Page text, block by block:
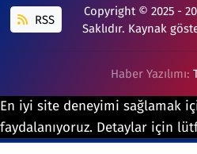
RSS
Copyright © 2025 -
Saklıdır. Kaynak
Haber Yazılımı:
En iyi site deneyimi sağlamak
faydalanıyoruz. Detaylar için